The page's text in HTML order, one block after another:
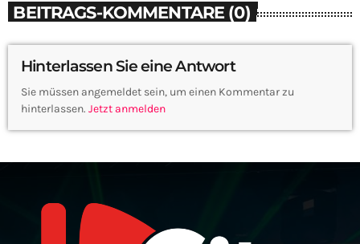
BEITRAGS-KOMMENTARE (0)
Hinterlassen Sie eine Antwort
Sie müssen angemeldet sein, um einen Kommentar zu
hinterlassen. Jetzt anmelden